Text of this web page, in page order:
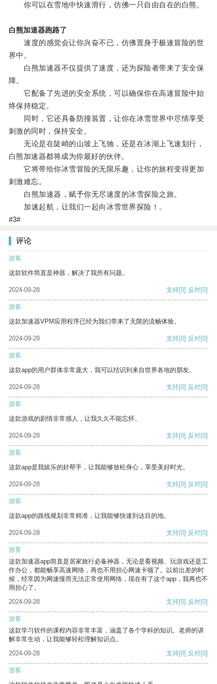
你可以在雪地中快速滑行，仿佛一只自由自在的白熊。
白熊加速器跑路了
速度的感觉会让你兴奋不已，仿佛置身于极速冒险的世
界中。
白熊加速器不仅提供了速度，还为探险者带来了安全保
障。
它配备了先进的安全系统，可以确保你在高速冒险中始
终保持稳定。
同时，它还具备防撞装置，让你在冰雪世界中尽情享受
刺激的同时，保持安全。
无论是在陡峭的山坡上飞驰，还是在冰湖上飞速划行，
白熊加速器都将成为你最好的伙伴。
它将带给你冰雪冒险的无限乐趣，让你的旅程变得更加
刺激难忘。
白熊加速器，赋予你无尽速度的冰雪探险之旅。
加速起航，让我们一起向冰雪世界探险！。
#3#
评论
游客
这款软件简直是神器，解决了我所有问题。
2024-09-28 支持[0] 反对[0]
游客
这款加速器VPM应用程序已经为我们带来了无限的流畅体验。
2024-09-28 支持[0] 反对[0]
游客
这款app的用户群体非常庞大，我可以结识到来自世界各地的朋友。
2024-09-28 支持[0] 反对[0]
游客
这款游戏的剧情非常感人，让我久久不能忘怀。
2024-09-28 支持[0] 反对[0]
游客
这款app是我娱乐的好帮手，让我能够放松身心，享受美好时光。
2024-09-28 支持[0] 反对[0]
游客
这款app的路线规划非常精准，让我能够快速到达目的地。
2024-09-28 支持[0] 反对[0]
游客
这款加速器app简直是居家旅行必备神器，无论是看视频、玩游戏还是工
作办公，都能畅享高速网络，再也不用担心网速卡顿了。以前出差的时
候，经常因为网速慢而无法正常使用网络，现在有了这个app，我再也不
用担心了。
2024-09-28
支持[0] 反对[0]
游客
这款学习软件的课程内容非常丰富，涵盖了各个学科的知识。老师的讲
解非常生动，让我能够轻松理解知识点。
2024-09-28
支持[0] 反对[0]
游客